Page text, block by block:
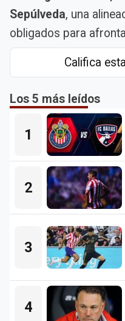
Sepúlveda, una
obligados para
Califica
Los 5 más leídos
1
2
3
4